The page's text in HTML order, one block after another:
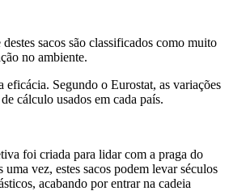
sacos são classificados como muito
no ambiente.
eficácia. Segundo o Eurostat, as variações
cálculo usados em cada país.
foi criada para lidar com a praga do
vez, estes sacos podem levar séculos
acabando por entrar na cadeia